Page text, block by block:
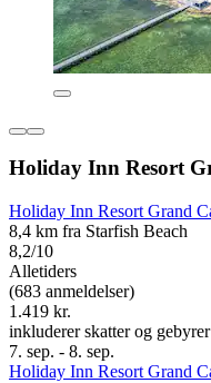
Holiday Inn Resort
Holiday Inn Resort Grand
8,4 km fra Starfish Beach
8,2/10
Alletiders
(683 anmeldelser)
1.419 kr.
inkluderer skatter og gebyrer
7. sep. - 8. sep.
Holiday Inn Resort Grand